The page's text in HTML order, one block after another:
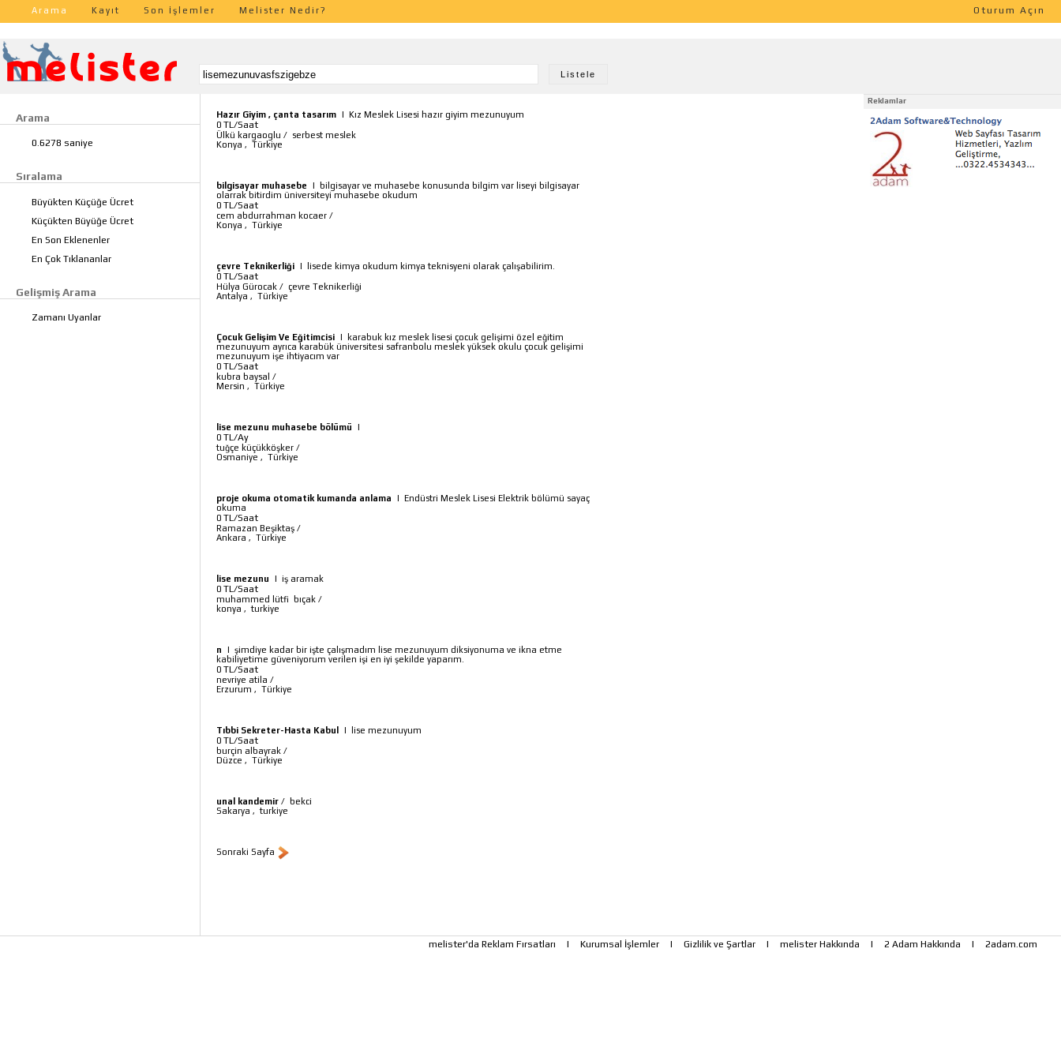
Arama Kayıt Son İşlemler Melister Nedir? Oturum Açın
Arama
0.6278 saniye
Sıralama
Büyükten Küçüğe Ücret
Küçükten Büyüğe Ücret
En Son Eklenenler
En Çok Tıklananlar
Gelişmiş Arama
Zamanı Uyanlar
Hazır Giyim , çanta tasarım | Kız Meslek Lisesi hazır giyim mezunuyum
0 TL/Saat
Ülkü kargaoglu / serbest meslek
Konya , Türkiye
bilgisayar muhasebe |
bilgisayar ve muhasebe konusunda bilgim var liseyi bilgisayar
olarrak bitirdim üniversiteyi muhasebe okudum
0 TL/Saat
cem abdurrahman kocaer /
Konya , Türkiye
çevre Teknikerliği |
lisede kimya okudum kimya teknisyeni olarak çalışabilirim.
0 TL/Saat
Hülya Gürocak / çevre Teknikerliği
Antalya , Türkiye
Çocuk Gelişim Ve Eğitimcisi |
karabuk kız meslek lisesi çocuk gelişimi özel eğitim
mezunuyum ayrıca karabük üniversitesi safranbolu meslek yüksek okulu çocuk gelişimi
mezunuyum işe ihtiyacım var
0 TL/Saat
kubra baysal /
Mersin , Türkiye
lise mezunu muhasebe bölümü |
0 TL/Ay
tuğçe küçükköşker /
Osmaniye , Türkiye
proje okuma otomatik kumanda anlama | Endüstri Meslek Lisesi Elektrik bölümü sayaç
okuma
0 TL/Saat
Ramazan Beşiktaş /
Ankara , Türkiye
lise mezunu | iş aramak
0 TL/Saat
muhammed lütfi bıçak /
konya ,turkiye
n | şimdiye kadar bir işte çalışmadım lise mezunuyum diksiyonuma ve ikna etme
kabiliyetime güveniyorum verilen işi en iyi şekilde yaparım.
0 TL/Saat
nevriye atila /
Erzurum , Türkiye
Tıbbi Sekreter-Hasta Kabul |
lise mezunuyum
0 TL/Saat
burçin albayrak /
Düzce , Türkiye
unal kandemir /
bekci
Sakarya ,turkiye
Sonraki Sayfa
Reklamlar
melister'da Reklam Fırsatları | Kurumsal İşlemler | Gizlilik ve Şartlar | melister Hakkında | 2 Adam Hakkında | 2adam.com